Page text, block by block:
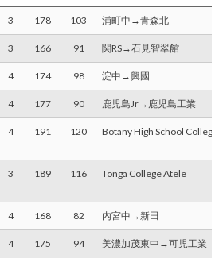
3 178 103 浦町中→青森北
3 166 91 関RS→石見智翠館
4 174 98 淀中→興國
4 177 90 鹿児島Jr→鹿児島工業
4 191 120 Botany High School College
3 189 116 Tonga College Atele
4 168 82 内宮中→新田
4 175 94 美濃加茂東中→可児工業